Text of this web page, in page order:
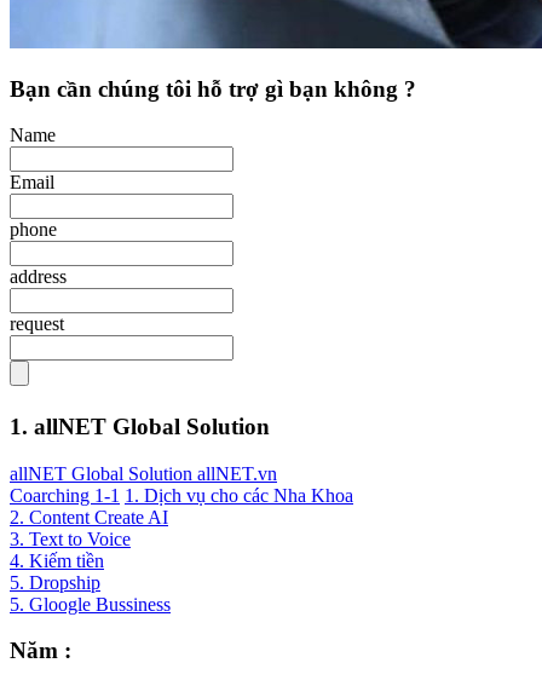
Bạn cần chúng tôi hỗ trợ gì bạn không ?
Name
Email
phone
address
request
1. allNET Global Solution
allNET Global Solution allNET.vn
Coarching 1-1 1. Dịch vụ cho các Nha Khoa
2. Content Create AI
3. Text to Voice
4. Kiếm tiền
5. Dropship
5. Gloogle Bussiness
Năm :